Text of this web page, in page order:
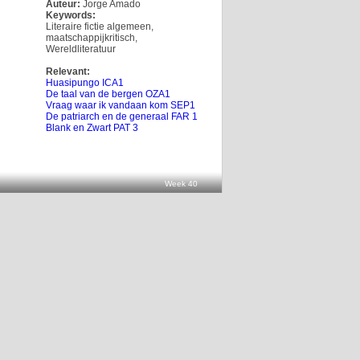
Auteur: Jorge Amado
Keywords:
Literaire fictie algemeen,
maatschappijkritisch,
Wereldliteratuur
Relevant:
Huasipungo ICA1
De taal van de bergen OZA1
Vraag waar ik vandaan kom SEP1
De patriarch en de generaal FAR 1
Blank en Zwart PAT 3
Week 40